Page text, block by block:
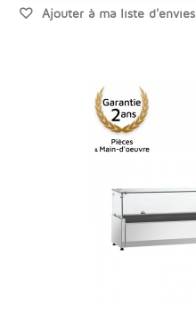
Ajouter à ma liste d'envies